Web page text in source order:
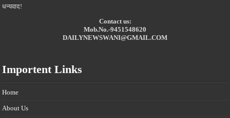
धन्यवाद!
Contact us:
Mob.No.-9451548620
DAILYNEWSWANI@GMAIL.COM
Importent Links
Home
About Us